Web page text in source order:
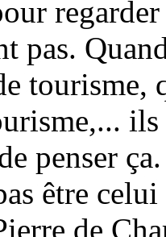
pas.
tourisme,
penser
être
de